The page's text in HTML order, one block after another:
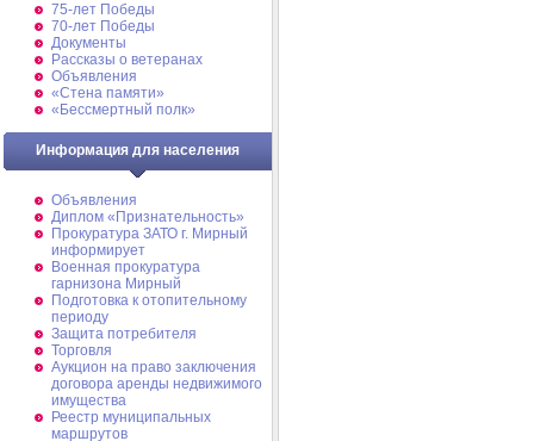
75-лет Победы
70-лет Победы
Документы
Рассказы о ветеранах
Объявления
«Стена памяти»
«Бессмертный полк»
Информация для населения
Объявления
Диплом «Признательность»
Прокуратура ЗАТО г. Мирный
информирует
Военная прокуратура
гарнизона Мирный
Подготовка к отопительному
периоду
Защита потребителя
Торговля
Аукцион на право заключения
договора аренды недвижимого
имущества
Реестр муниципальных
маршрутов